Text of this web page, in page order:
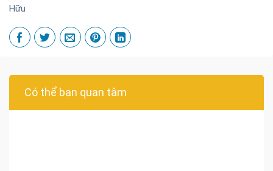
Hữu
Có thể bạn quan tâm